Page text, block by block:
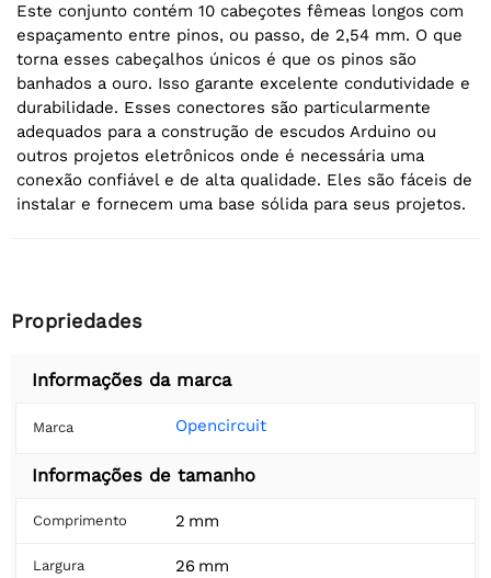
Este conjunto contém 10 cabeçotes fêmeas longos com
espaçamento entre pinos, ou passo, de 2,54 mm. O que
torna esses cabeçalhos únicos é que os pinos são
banhados a ouro. Isso garante excelente condutividade e
durabilidade. Esses conectores são particularmente
adequados para a construção de escudos Arduino ou
outros projetos eletrônicos onde é necessária uma
conexão confiável e de alta qualidade. Eles são fáceis de
instalar e fornecem uma base sólida para seus projetos.
Propriedades
Informações da marca
Marca Opencircuit
Informações de tamanho
Comprimento 2 mm
Largura 26 mm